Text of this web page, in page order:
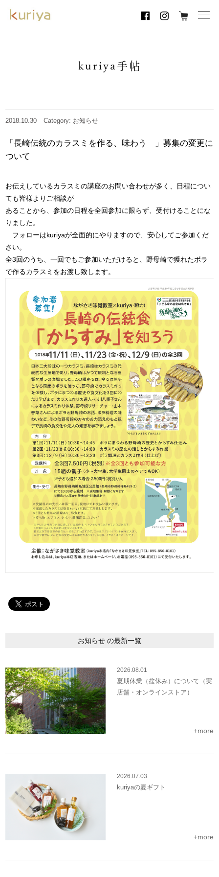
kuriya手帖
2018.10.30 Category: お知らせ
「長崎伝統のカラスミを作る、味わう 」募集の変更に
ついて
お伝えしているカラスミの講座のお問い合わせが多く、日程につい
ても皆様よりご相談が
あることから、参加の日程を全回参加に限らず、受付けることにな
りました。
フォローはkuriyaが全面的にやりますので、安心してご参加くだ
さい。
全3回のうち、一回でもご参加いただけると、野母崎で獲れたボラ
で作るカラスミをお渡し致します。
お知らせ の最新一覧
2026.08.01
夏期休業（盆休み）について（実
店舗・オンラインストア）
+more
2026.07.03
kuriyaの夏ギフト
+more